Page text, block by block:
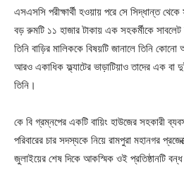
এসএসসি পরীক্ষার্থী হওয়ায় পরে সে সিদ্ধান্ত
বড় রুমটি ১১ হাজার টাকায় এক সহকর্মীকে সাবলেট
তিনি বাড়ির মালিককে বিষয়টি জানালে তিনি
আরও একাধিক ফ্ল্যাটের ভাড়াটিয়াও তাদের এক বা
তিনি।
কে বি গ্রম্নপের একটি বায়িং হাউজের সহকারী
পরিবারের চার সদস্যকে নিয়ে রামপুরা মহানগর
জুলাইয়ের শেষ দিকে আকস্মিক ওই প্রতিষ্ঠানটি বন্ধ